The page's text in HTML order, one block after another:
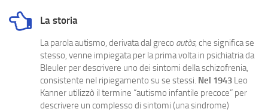
La storia
La parola autismo, derivata dal greco autòs, che significa se
stesso, venne impiegata per la prima volta in psichiatria da
Bleuler per descrivere uno dei sintomi della schizofrenia,
consistente nel ripiegamento su se stessi. Nel 1943 Leo
Kanner utilizzò il termine “autismo infantile precoce” per
descrivere un complesso di sintomi (una sindrome)